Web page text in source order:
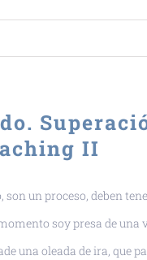
II
son un proceso, deben
soy presa de una
una oleada de ira, que